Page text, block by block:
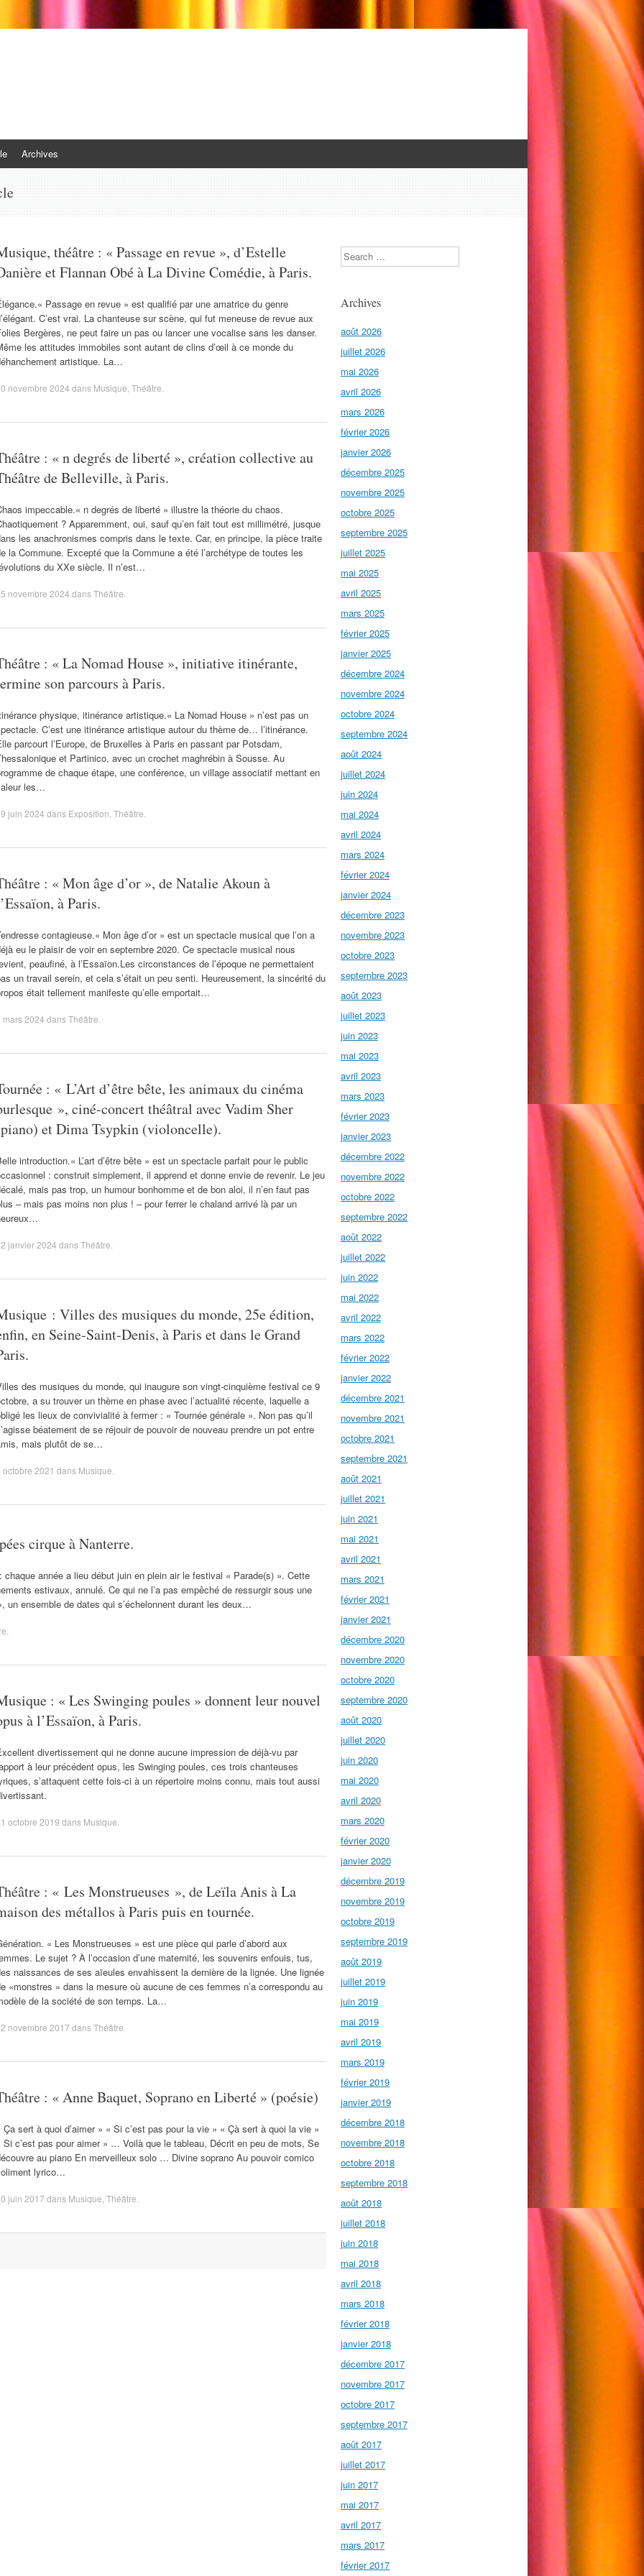
Archives
théâtre : « Passage en revue », d’Estelle
et Flannan Obé à La Divine Comédie, à Paris.
Passage en revue » est qualifié par une amatrice du genre
C’est vrai. La chanteuse sur scène, qui fut meneuse de revue aux
Bergères, ne peut faire un pas ou lancer une vocalise sans les danser.
les attitudes immobiles sont autant de clins d’œil à ce monde du
artistique. La…
novembre 2024 dans Musique Théâtre
: « n degrés de liberté », création collective au
de Belleville, à Paris.
impeccable.« n degrés de liberté » illustre la théorie du chaos.
? Apparemment, oui, sauf qu’en fait tout est millimétré, jusque
les anachronismes compris dans le texte. Car, en principe, la pièce traite
la Commune. Excepté que la Commune a été l’archétype de toutes les
du XXe siècle. Il n’est…
novembre 2024 dansThéâtre
: « La Nomad House », initiative itinérante,
son parcours à Paris.
physique, itinérance artistique.« La Nomad House » n’est pas un
C’est une itinérance artistique autour du thème de… l’itinérance.
parcourt l’Europe, de Bruxelles à Paris en passant par Potsdam,
et Partinico, avec un crochet maghrébin à Sousse. Au
de chaque étape, une conférence, un village associatif mettant en
les…
juin 2024 dans Exposition Théâtre
: « Mon âge d’or », de Natalie Akoun à
à Paris.
contagieuse.« Mon âge d’or » est un spectacle musical que l’on a
eu le plaisir de voir en septembre 2020. Ce spectacle musical nous
peaufiné, à l’Essaïon.Les circonstances de l’époque ne permettaient
un travail serein, et cela s’était un peu senti. Heureusement, la sincérité du
était tellement manifeste qu’elle emportait…
mars 2024 dansThéâtre
: « L’Art d’être bête, les animaux du cinéma
», ciné-concert théâtral avec Vadim Sher
et Dima Tsypkin (violoncelle).
introduction.« L’art d’être bête » est un spectacle parfait pour le public
: construit simplement, il apprend et donne envie de revenir. Le jeu
mais pas trop, un humour bonhomme et de bon aloi, il n’en faut pas
– mais pas moins non plus ! – pour ferrer le chaland arrivé là par un
janvier 2024 dansThéâtre
: Villes des musiques du monde, 25e édition,
en Seine-Saint-Denis, à Paris et dans le Grand
des musiques du monde, qui inaugure son vingt-cinquième festival ce 9
a su trouver un thème en phase avec l’actualité récente, laquelle a
les lieux de convivialité à fermer : « Tournée générale ». Non pas qu’il
béatement de se réjouir de pouvoir de nouveau prendre un pot entre
mais plutôt de se…
octobre 2021 dans Musique
cirque à Nanterre.
année a lieu début juin en plein air le festival « Parade(s) ». Cette
estivaux, annulé. Ce qui ne l’a pas empêché de ressurgir sous une
un ensemble de dates qui s’échelonnent durant les deux…
: « Les Swinging poules » donnent leur nouvel
à l’Essaïon, à Paris.
divertissement qui ne donne aucune impression de déjà-vu par
à leur précédent opus, les Swinging poules, ces trois chanteuses
s’attaquent cette fois-ci à un répertoire moins connu, mais tout aussi
octobre 2019 dans Musique
: « Les Monstrueuses », de Leïla Anis à La
des métallos à Paris puis en tournée.
« Les Monstrueuses » est une pièce qui parle d’abord aux
Le sujet ? À l’occasion d’une maternité, les souvenirs enfouis, tus,
naissances de ses aïeules envahissent la dernière de la lignée. Une lignée
«monstres » dans la mesure où aucune de ces femmes n’a correspondu au
de la société de son temps. La…
novembre 2017 dansThéâtre
: « Anne Baquet, Soprano en Liberté » (poésie)
Ça sert à quoi d’aimer » « Si c’est pas pour la vie » « Çà sert à quoi la vie »
Si c’est pas pour aimer » … Voilà que le tableau, Décrit en peu de mots, Se
au piano En merveilleux solo … Divine soprano Au pouvoir comico
lyrico…
juin 2017 dans Musique Théâtre
Search
Archives
août 2026
juillet 2026
mai 2026
avril 2026
mars 2026
février 2026
janvier 2026
décembre 2025
novembre 2025
octobre 2025
septembre 2025
juillet 2025
mai 2025
avril 2025
mars 2025
février 2025
janvier 2025
décembre 2024
novembre 2024
octobre 2024
septembre 2024
août 2024
juillet 2024
juin 2024
mai 2024
avril 2024
mars 2024
février 2024
janvier 2024
décembre 2023
novembre 2023
octobre 2023
septembre 2023
août 2023
juillet 2023
juin 2023
mai 2023
avril 2023
mars 2023
février 2023
janvier 2023
décembre 2022
novembre 2022
octobre 2022
septembre 2022
août 2022
juillet 2022
juin 2022
mai 2022
avril 2022
mars 2022
février 2022
janvier 2022
décembre 2021
novembre 2021
octobre 2021
septembre 2021
août 2021
juillet 2021
juin 2021
mai 2021
avril 2021
mars 2021
février 2021
janvier 2021
décembre 2020
novembre 2020
octobre 2020
septembre 2020
août 2020
juillet 2020
juin 2020
mai 2020
avril 2020
mars 2020
février 2020
janvier 2020
décembre 2019
novembre 2019
octobre 2019
septembre 2019
août 2019
juillet 2019
juin 2019
mai 2019
avril 2019
mars 2019
février 2019
janvier 2019
décembre 2018
novembre 2018
octobre 2018
septembre 2018
août 2018
juillet 2018
juin 2018
mai 2018
avril 2018
mars 2018
février 2018
janvier 2018
décembre 2017
novembre 2017
octobre 2017
septembre 2017
août 2017
juillet 2017
juin 2017
mai 2017
avril 2017
mars 2017
février 2017